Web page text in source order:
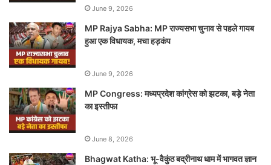
June 9, 2026
MP Rajya Sabha: MP राज्यसभा चुनाव से पहले गायब
हुआ एक विधायक, मचा हड़कंप
June 9, 2026
MP Congress: मध्यप्रदेश कांग्रेस को झटका, बड़े नेता
का इस्तीफा
June 8, 2026
Bhagwat Katha: भू-वैकुंठ बद्रीनाथ धाम में भागवत ज्ञान